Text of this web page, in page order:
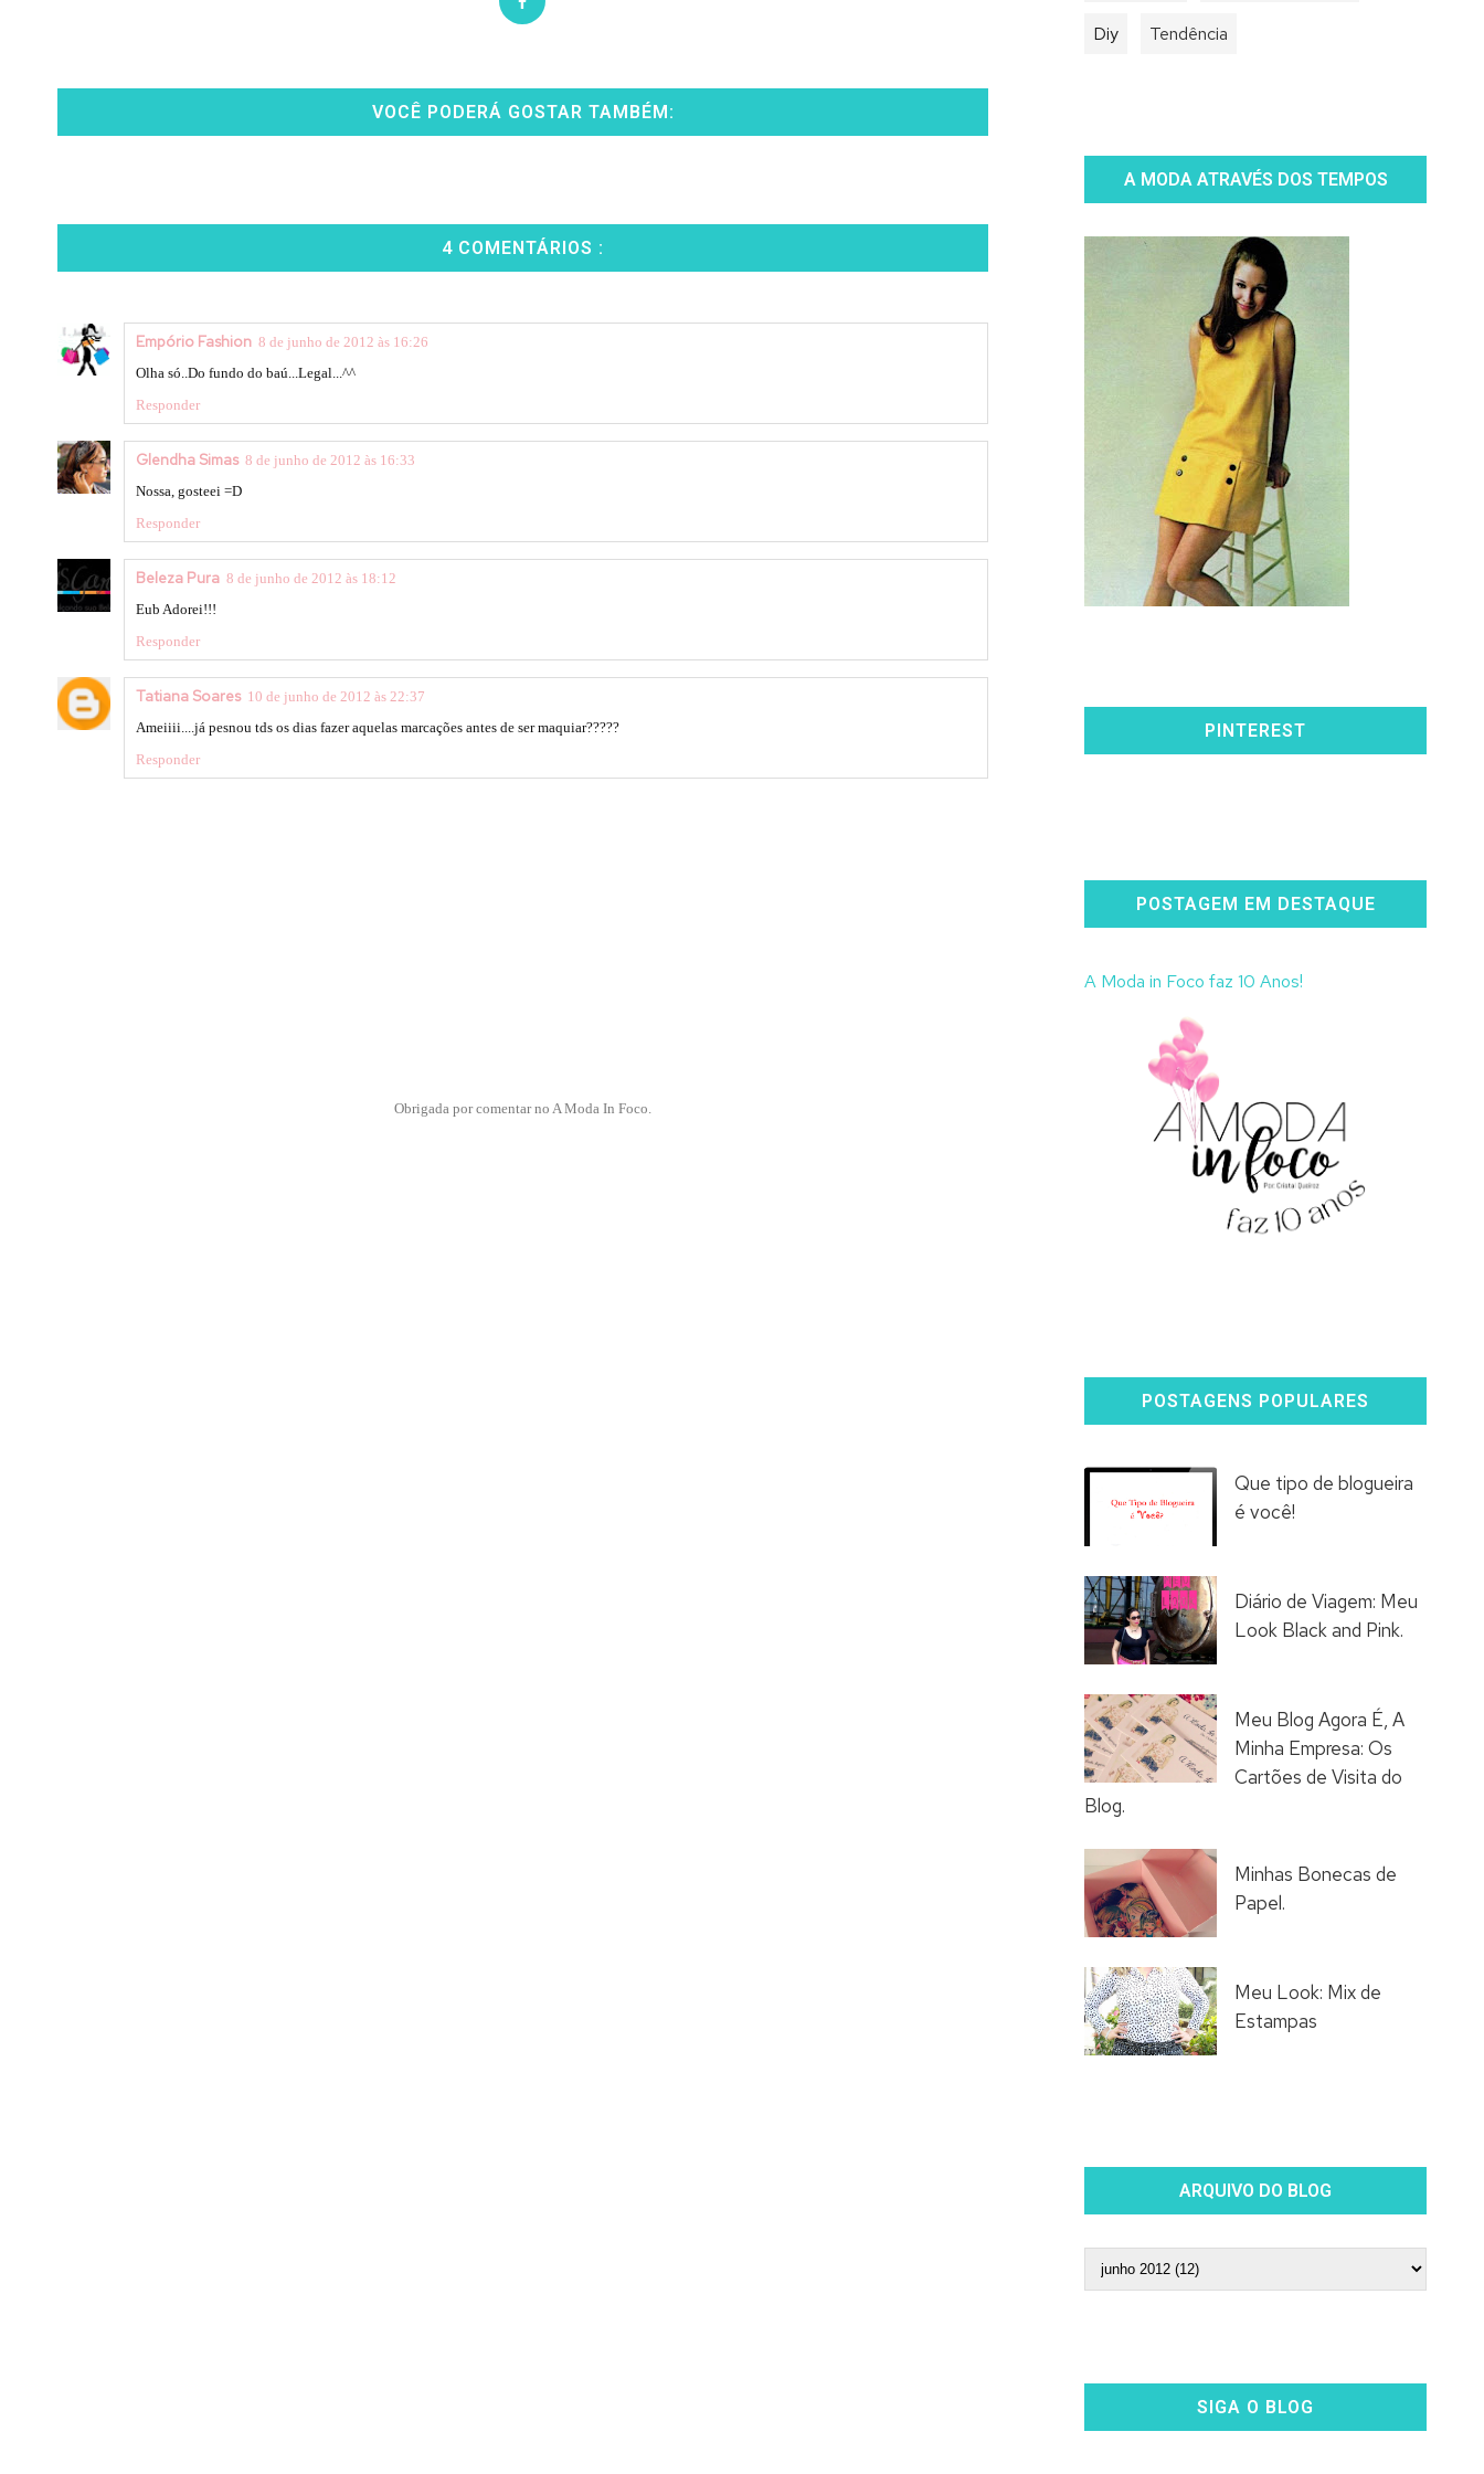
VOCÊ PODERÁ GOSTAR TAMBÉM:
4 COMENTÁRIOS :
Empório Fashion 8 de junho de 2012 às 16:26
Olha só..Do fundo do baú...Legal...^^
Responder
Glendha Simas 8 de junho de 2012 às 16:33
Nossa, gosteei =D
Responder
Beleza Pura 8 de junho de 2012 às 18:12
Eub Adorei!!!
Responder
Tatiana Soares 10 de junho de 2012 às 22:37
Ameiiii....já pesnou tds os dias fazer aquelas marcações antes de ser maquiar?????
Responder
Obrigada por comentar no A Moda In Foco.
Diy Tendência
A MODA ATRAVÉS DOS TEMPOS
PINTEREST
POSTAGEM EM DESTAQUE
A Moda in Foco faz 10 Anos!
POSTAGENS POPULARES
Que tipo de blogueira
é você!
Diário de Viagem: Meu
Look Black and Pink.
Meu Blog Agora É, A
Minha Empresa: Os
Cartões de Visita do
Blog.
Minhas Bonecas de
Papel.
Meu Look: Mix de
Estampas
ARQUIVO DO BLOG
SIGA O BLOG